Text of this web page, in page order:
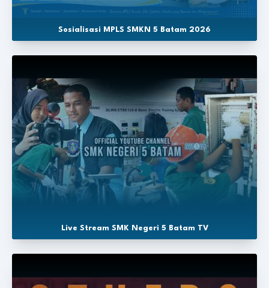
Sosialisasi MPLS SMKN 5 Batam 2026
Live Stream SMK Negeri 5 Batam TV